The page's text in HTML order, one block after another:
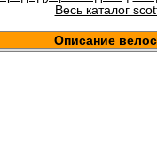
Весь каталог
Описание